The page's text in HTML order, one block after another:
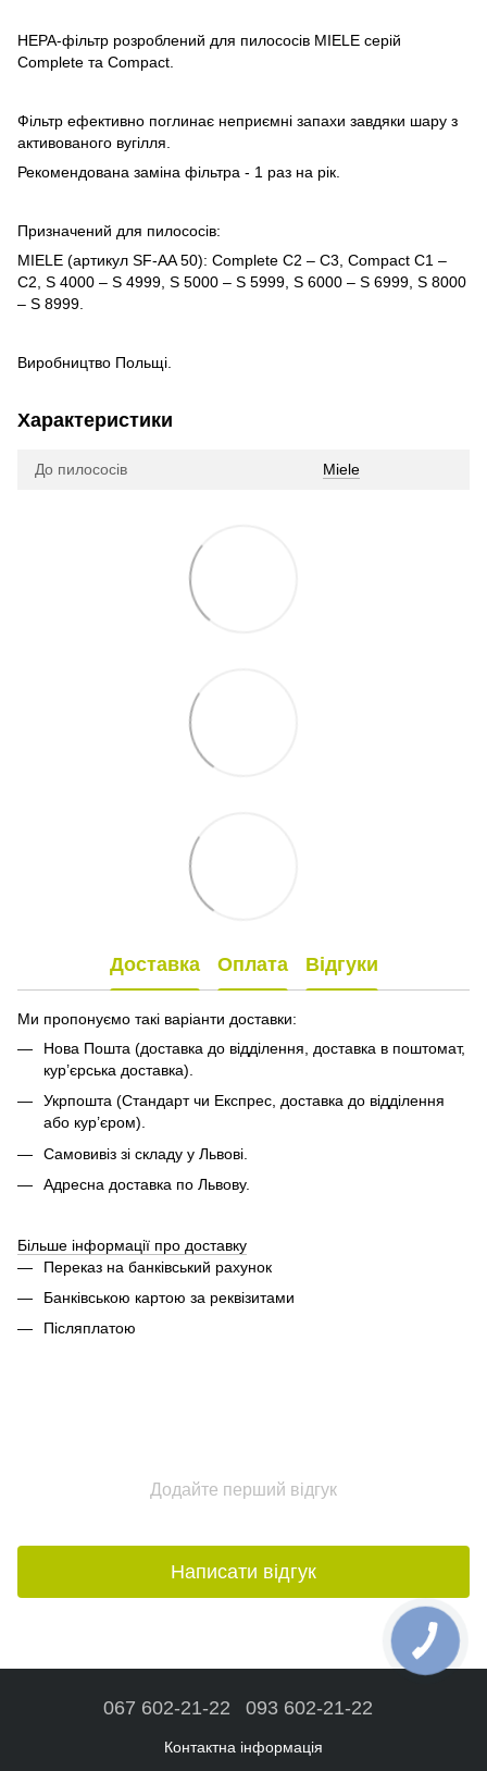
HEPA-фільтр розроблений для пилососів MIELE серій
Complete та Compact.
Фільтр ефективно поглинає неприємні запахи завдяки шару з
активованого вугілля.
Рекомендована заміна фільтра - 1 раз на рік.
Призначений для пилососів:
MIELE (артикул SF-AA 50): Complete C2 – C3, Compact C1 –
C2, S 4000 – S 4999, S 5000 – S 5999, S 6000 – S 6999, S 8000
– S 8999.
Виробництво Польщі.
Характеристики
До пилососів Miele
Доставка Оплата Відгуки
Ми пропонуємо такі варіанти доставки:
Нова Пошта (доставка до відділення, доставка в поштомат,
кур’єрська доставка).
Укрпошта (Стандарт чи Експрес, доставка до відділення
або кур’єром).
Самовивіз зі складу у Львові.
Адресна доставка по Львову.
Більше інформації про доставку
Переказ на банківський рахунок
Банківською картою за реквізитами
Післяплатою
Додайте перший відгук
Написати відгук
067 602-21-22 093 602-21-22
Контактна інформація